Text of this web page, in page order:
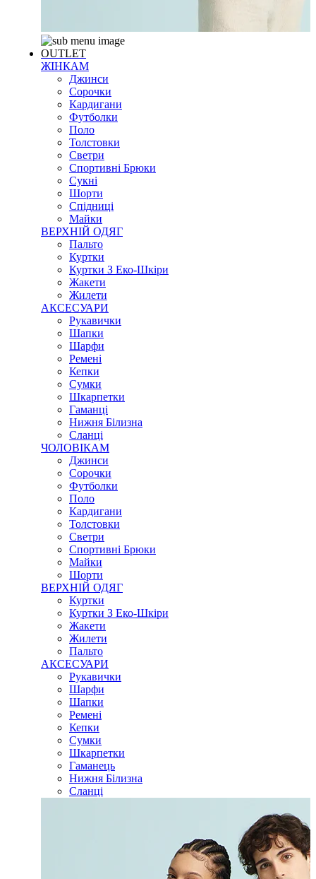
OUTLET
ЖІНКАМ
Джинси
Сорочки
Кардигани
Футболки
Поло
Толстовки
Светри
Спортивні Брюки
Сукні
Шорти
Спідниці
Майки
ВЕРХНІЙ ОДЯГ
Пальто
Куртки
Куртки З Еко-Шкіри
Жакети
Жилети
АКСЕСУАРИ
Рукавички
Шапки
Шарфи
Ремені
Кепки
Сумки
Шкарпетки
Гаманці
Нижня Білизна
Сланці
ЧОЛОВІКАМ
Джинси
Сорочки
Футболки
Поло
Кардигани
Толстовки
Светри
Спортивні Брюки
Майки
Шорти
ВЕРХНІЙ ОДЯГ
Куртки
Куртки З Еко-Шкіри
Жакети
Жилети
Пальто
АКСЕСУАРИ
Рукавички
Шарфи
Шапки
Ремені
Кепки
Сумки
Шкарпетки
Гаманець
Нижня Білизна
Сланці